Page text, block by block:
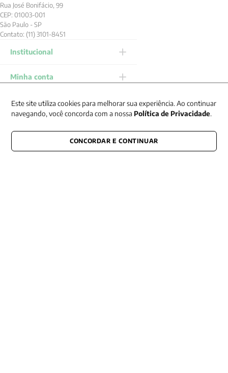
Rua José Bonifácio, 99
CEP: 01003-001
São Paulo - SP
Contato: (11) 3101-8451
Institucional
Minha conta
Ajuda
FORMAS DE
PAGAMENTO
Este site utiliza cookies para melhorar sua experiência. Ao continuar
navegando, você concorda com a nossa Política de Privacidade.
CONCORDAR E CONTINUAR